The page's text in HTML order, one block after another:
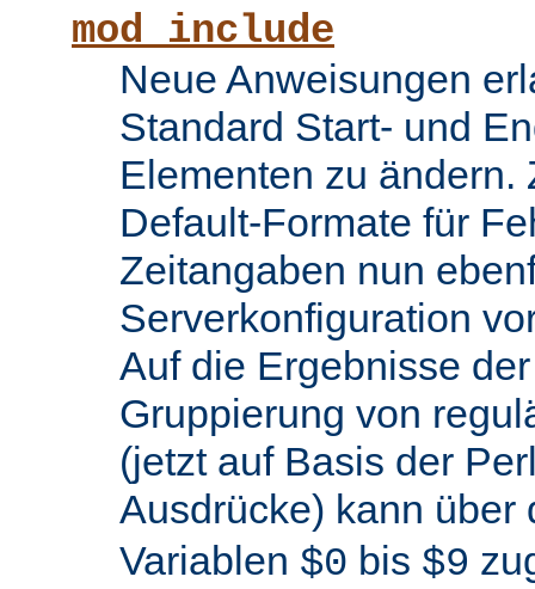
mod_include
Neue Anweisungen
Standard Start- und
Elementen zu ändern.
Default-Formate für
Zeitangaben nun
Serverkonfiguration
Auf die Ergebnisse
Gruppierung von
(jetzt auf Basis der
Ausdrücke) kann über
Variablen $0 bis $9